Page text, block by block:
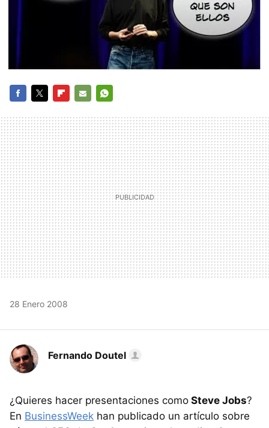
MAIL
28 Enero 2008
Fernando Doutel
¿Quieres hacer presentaciones como Steve Jobs?
En BusinessWeek han publicado un artículo sobre